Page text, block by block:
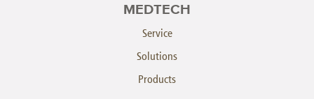
MEDTECH
Service
Solutions
Products